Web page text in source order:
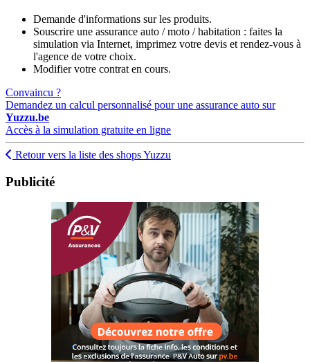
Demande d'informations sur les produits.
Souscrire une assurance auto / moto / habitation : faites la
simulation via Internet, imprimez votre devis et rendez-vous à
l'agence de votre choix.
Modifier votre contrat en cours.
Convaincu ?
Demandez un calcul personnalisé pour une assurance auto sur
Yuzzu.be
Accès à la simulation gratuite en ligne
Retour vers la liste des shops Yuzzu
Publicité